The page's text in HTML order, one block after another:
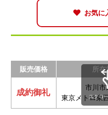
お気に
販売価格 所
成約御礼
市川市
東京メトロ東
スクロ